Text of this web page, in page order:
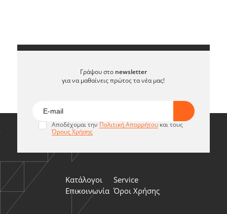
Γράψου στο newsletter
για να μαθαίνεις πρώτος τα νέα μας!
Αποδέχομαι την Πολιτική Απορρήτουκαι τους
Όρους Χρήσης
Κατάλογοι
Service
Επικοινωνία Όροι Χρήσης